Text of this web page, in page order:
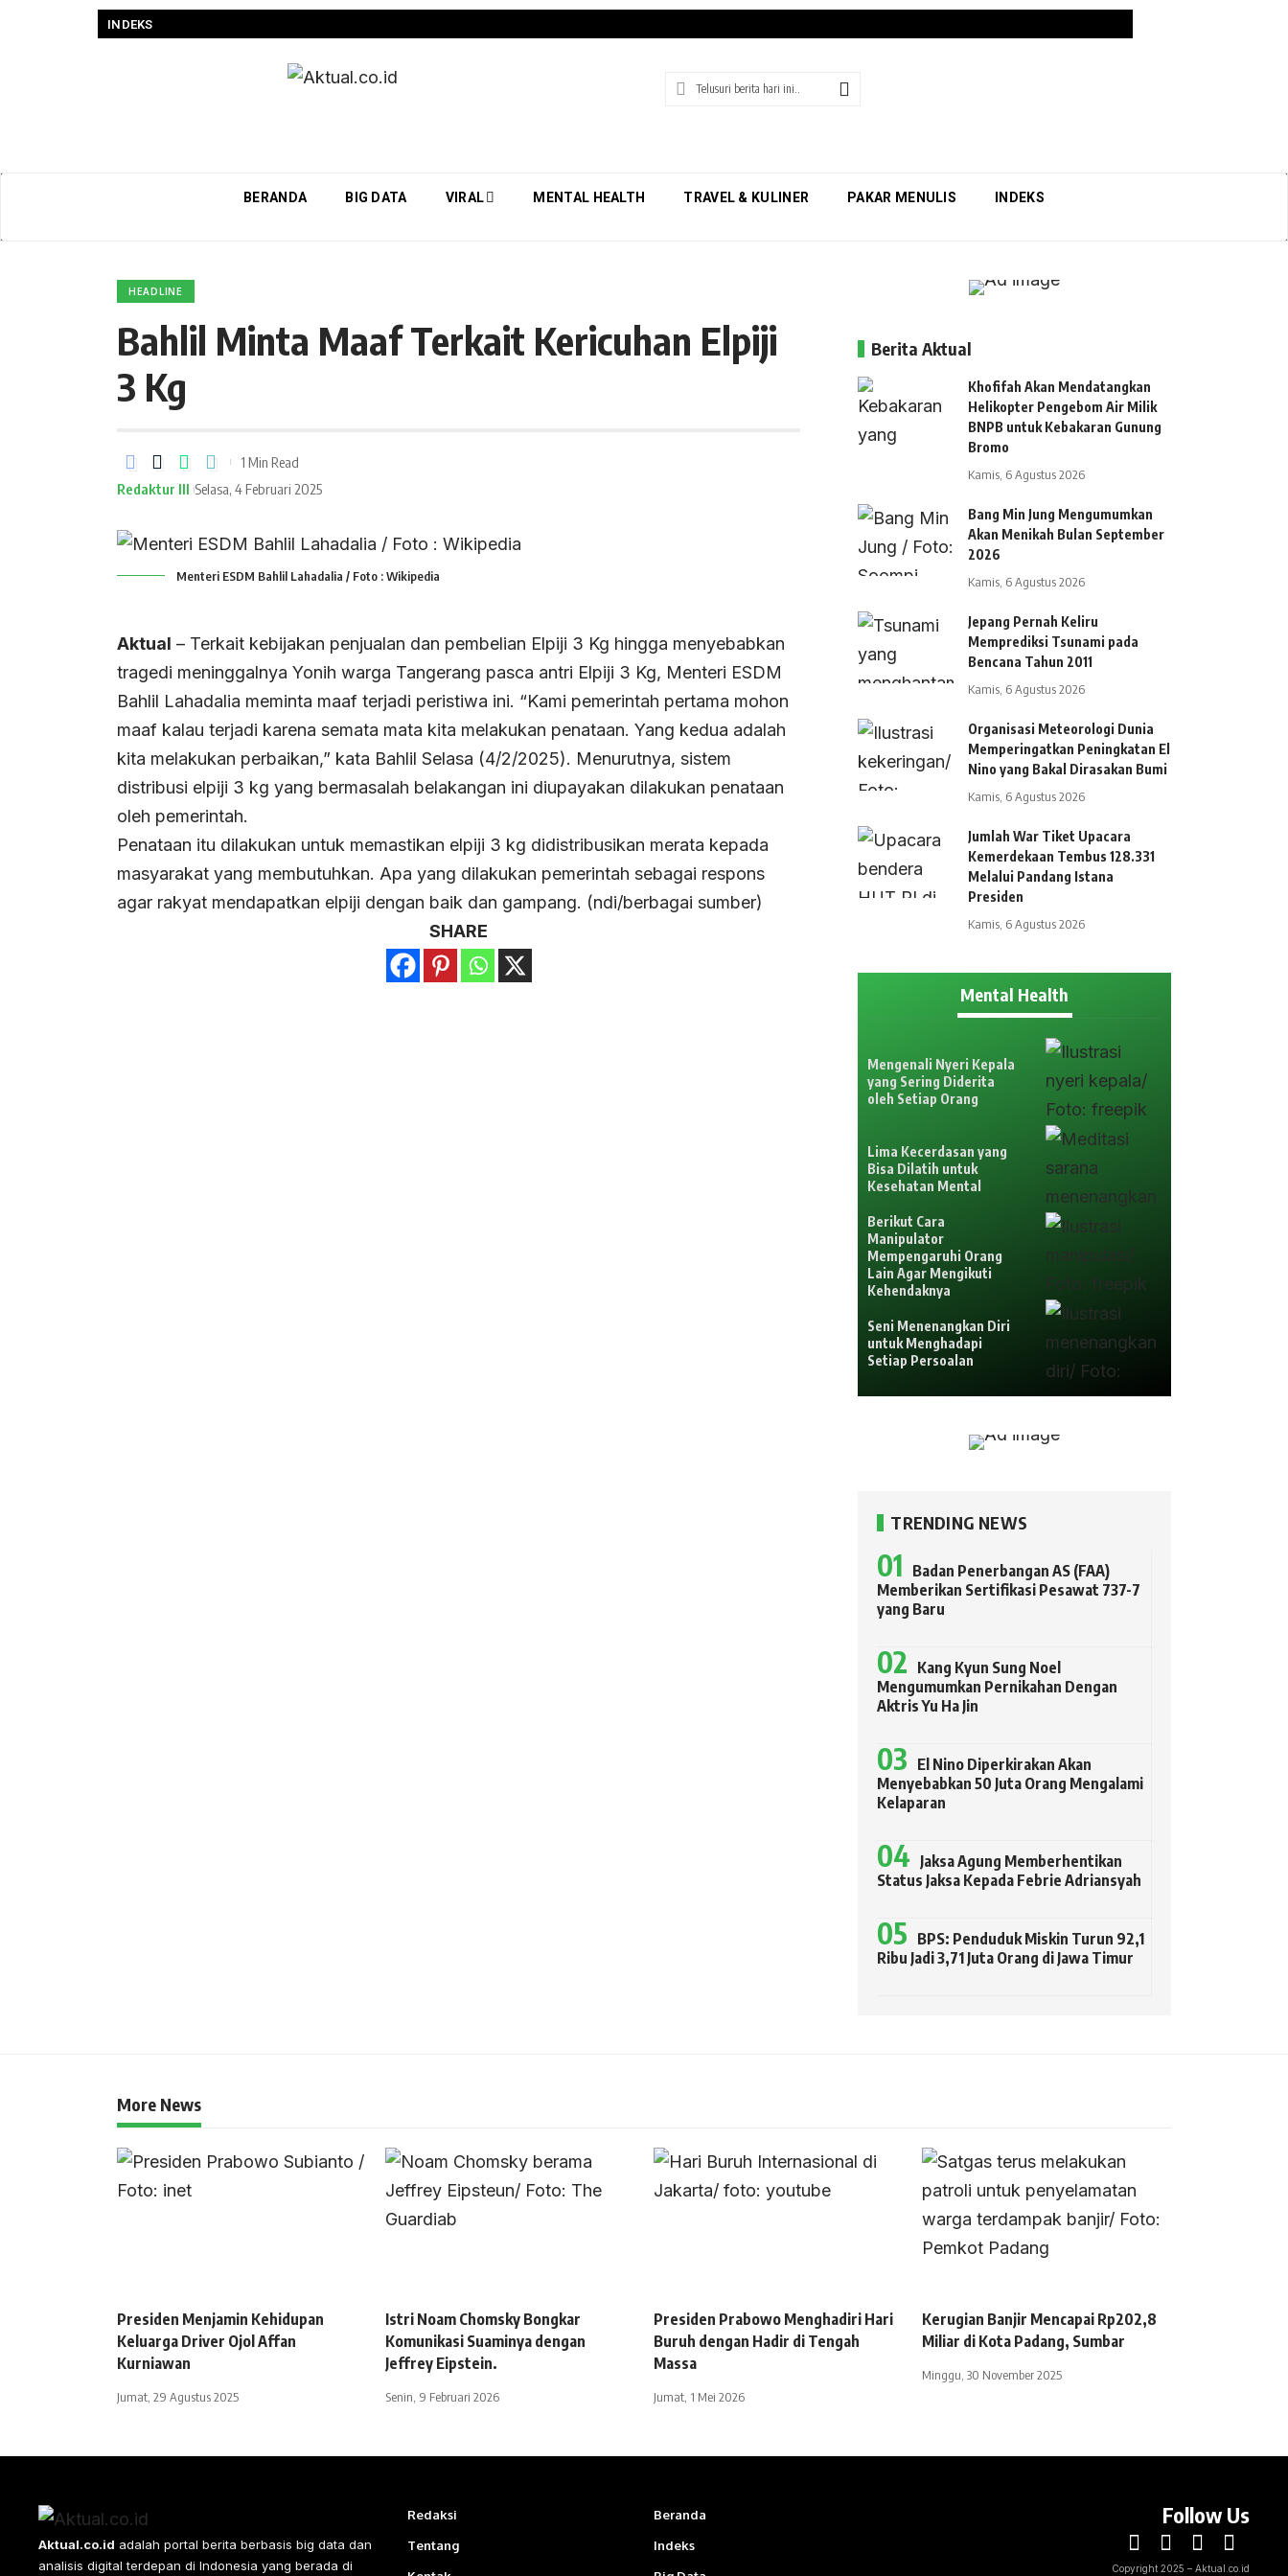
INDEKS
BERANDA BIG DATA VIRAL MENTAL HEALTH TRAVEL & KULINER PAKAR MENULIS INDEKS
HEADLINE
Bahlil Minta Maaf Terkait Kericuhan Elpiji
3 Kg
Redaktur III Selasa, 4 Februari 2025
1 Min Read
Menteri ESDM Bahlil Lahadalia / Foto : Wikipedia
Aktual – Terkait kebijakan penjualan dan pembelian Elpiji 3 Kg hingga menyebabkan
tragedi meninggalnya Yonih warga Tangerang pasca antri Elpiji 3 Kg, Menteri ESDM
Bahlil Lahadalia meminta maaf terjadi peristiwa ini. “Kami pemerintah pertama mohon
maaf kalau terjadi karena semata mata kita melakukan penataan. Yang kedua adalah
kita melakukan perbaikan,” kata Bahlil Selasa (4/2/2025). Menurutnya, sistem
distribusi elpiji 3 kg yang bermasalah belakangan ini diupayakan dilakukan penataan
oleh pemerintah.
Penataan itu dilakukan untuk memastikan elpiji 3 kg didistribusikan merata kepada
masyarakat yang membutuhkan. Apa yang dilakukan pemerintah sebagai respons
agar rakyat mendapatkan elpiji dengan baik dan gampang. (ndi/berbagai sumber)
SHARE
Berita Aktual
Khofifah Akan Mendatangkan
Helikopter Pengebom Air Milik
BNPB untuk Kebakaran Gunung
Bromo
Kamis, 6 Agustus 2026
Bang Min Jung Mengumumkan
Akan Menikah Bulan September
2026
Kamis, 6 Agustus 2026
Jepang Pernah Keliru
Memprediksi Tsunami pada
Bencana Tahun 2011
Kamis, 6 Agustus 2026
Organisasi Meteorologi Dunia
Memperingatkan Peningkatan El
Nino yang Bakal Dirasakan Bumi
Kamis, 6 Agustus 2026
Jumlah War Tiket Upacara
Kemerdekaan Tembus 128.331
Melalui Pandang Istana
Presiden
Kamis, 6 Agustus 2026
Mental Health
Mengenali Nyeri Kepala
yang Sering Diderita
oleh Setiap Orang
Lima Kecerdasan yang
Bisa Dilatih untuk
Kesehatan Mental
Berikut Cara
Manipulator
Mempengaruhi Orang
Lain Agar Mengikuti
Kehendaknya
Seni Menenangkan Diri
untuk Menghadapi
Setiap Persoalan
TRENDING NEWS
Badan Penerbangan AS (FAA)
Memberikan Sertifikasi Pesawat 737-7
yang Baru
Kang Kyun Sung Noel
Mengumumkan Pernikahan Dengan
Aktris Yu Ha Jin
El Nino Diperkirakan Akan
Menyebabkan 50 Juta Orang Mengalami
Kelaparan
Jaksa Agung Memberhentikan
Status Jaksa Kepada Febrie Adriansyah
BPS: Penduduk Miskin Turun 92,1
Ribu Jadi 3,71 Juta Orang di Jawa Timur
More News
Presiden Menjamin Kehidupan
Keluarga Driver Ojol Affan
Kurniawan
Jumat, 29 Agustus 2025
Istri Noam Chomsky Bongkar
Komunikasi Suaminya dengan
Jeffrey Eipstein.
Senin, 9 Februari 2026
Presiden Prabowo Menghadiri Hari
Buruh dengan Hadir di Tengah
Massa
Jumat, 1 Mei 2026
Kerugian Banjir Mencapai Rp202,8
Miliar di Kota Padang, Sumbar
Minggu, 30 November 2025
Aktual.co.id adalah portal berita berbasis big data dan
analisis digital terdepan di Indonesia yang berada di
Redaksi
Tentang
Beranda
Indeks
Follow Us
Copyright 2025 – Aktual.co.id